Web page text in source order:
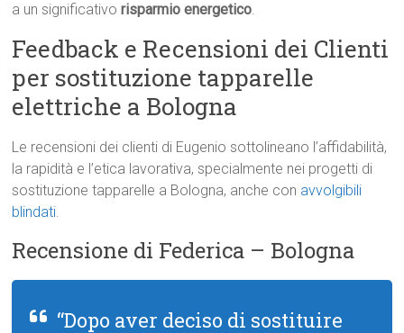
a un significativorisparmio energetico.
Feedback e Recensioni dei Clienti
per sostituzione tapparelle
elettriche a Bologna
Le recensioni dei clienti di Eugenio sottolineano l’affidabilità,
la rapidità e l’etica lavorativa, specialmente nei progetti di
sostituzione tapparelle a Bologna, anche con avvolgibili
blindati.
Recensione di Federica – Bologna
“Dopo aver deciso di sostituire